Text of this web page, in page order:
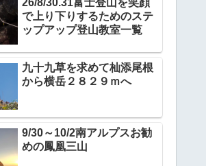
26/8/30.31富士登山を笑顔
で上り下りするためのステ
ップアップ登山教室一覧
九十九草を求めて杣添尾根
から横岳２８２９ｍへ
9/30～10/2南アルプスお勧
めの鳳凰三山